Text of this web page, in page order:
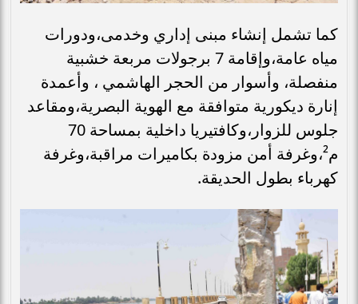
كما تشمل إنشاء مبنى إداري وخدمى،ودورات
مياه عامة،وإقامة 7 برجولات مربعة خشبية
منفصلة، وأسوار من الحجر الهاشمي ، وأعمدة
إنارة ديكورية متوافقة مع الهوية البصرية،ومقاعد
جلوس للزوار،وكافتيريا داخلية بمساحة 70
م²،وغرفة أمن مزودة بكاميرات مراقبة،وغرفة
كهرباء بطول الحديقة.